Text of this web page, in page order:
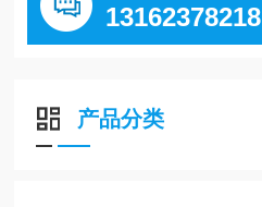
13162378218
产品分类